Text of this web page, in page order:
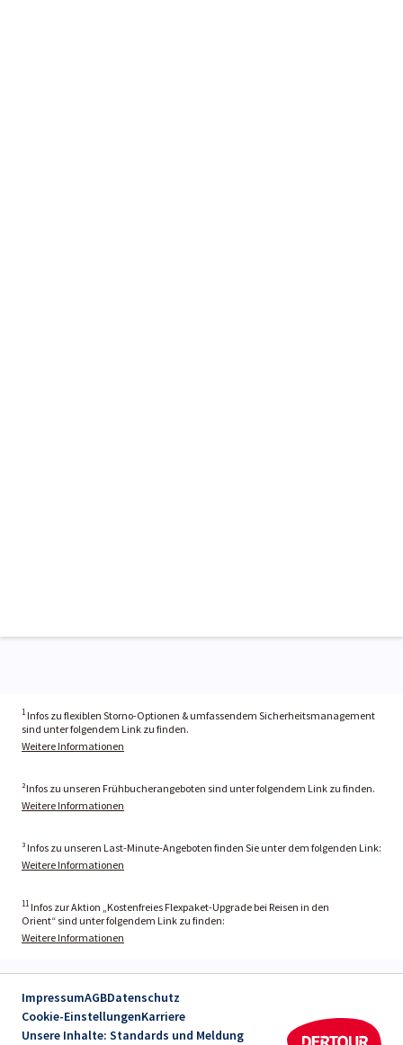
1 Infos zu flexiblen Storno-Optionen & umfassendem Sicherheitsmanagement
sind unter folgendem Link zu finden.
Weitere Informationen
²Infos zu unseren Frühbucherangeboten sind unter folgendem Link zu finden.
Weitere Informationen
³ Infos zu unseren Last-Minute-Angeboten finden Sie unter dem folgenden Link:
Weitere Informationen
11 Infos zur Aktion „Kostenfreies Flexpaket-Upgrade bei Reisen in den
Orient“ sind unter folgendem Link zu finden:
Weitere Informationen
ImpressumAGBDatenschutz
Cookie-EinstellungenKarriere
Unsere Inhalte: Standards und Meldung